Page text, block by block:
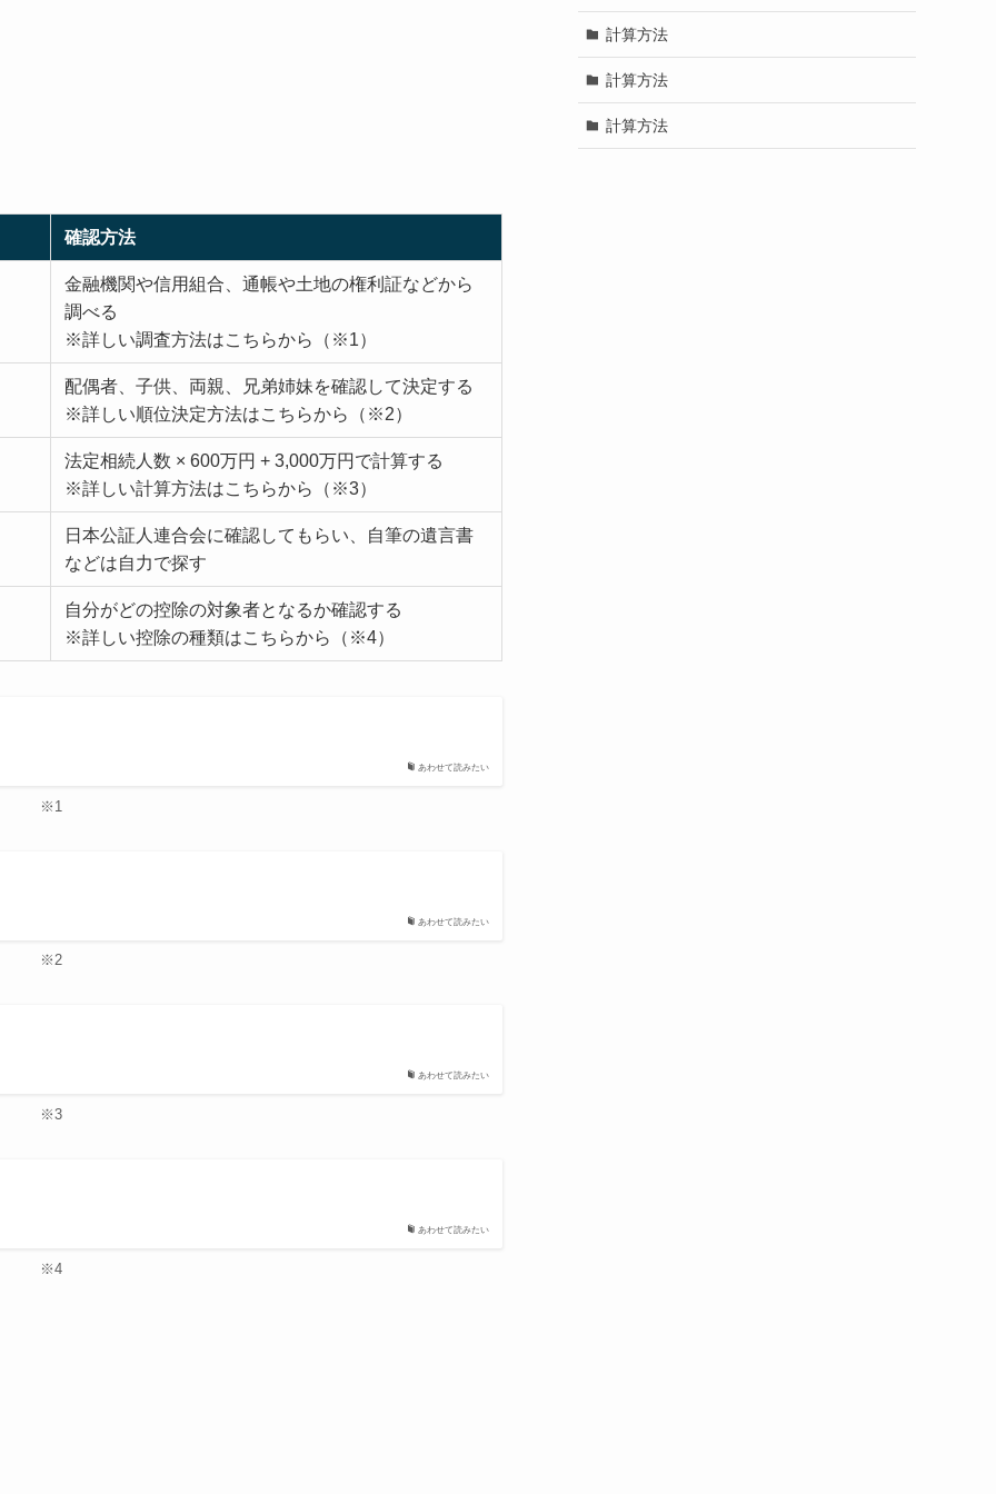
確認方法
金融機関や信用組合、通帳や土地の権利証などから
調べる
※詳しい調査方法はこちらから（※1）
配偶者、子供、両親、兄弟姉妹を確認して決定する
※詳しい順位決定方法はこちらから（※2）
法定相続人数 × 600万円 + 3,000万円で計算する
※詳しい計算方法はこちらから（※3）
日本公証人連合会に確認してもらい、自筆の遺言書
などは自力で探す
自分がどの控除の対象者となるか確認する
※詳しい控除の種類はこちらから（※4）
あわせて読みたい
※1
あわせて読みたい
※2
あわせて読みたい
※3
あわせて読みたい
※4
計算方法
計算方法
計算方法